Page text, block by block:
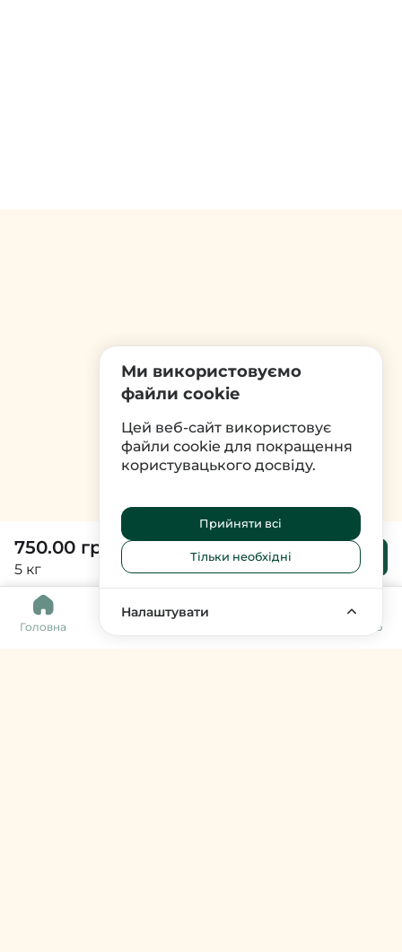
Головна Меню
750.00 грн
5 кг
кошика
Ми використовуємо
файли cookie
Цей веб-сайт використовує
файли cookie для покращення
користувацького досвіду.
Прийняти всі
Тільки необхідні
Налаштувати